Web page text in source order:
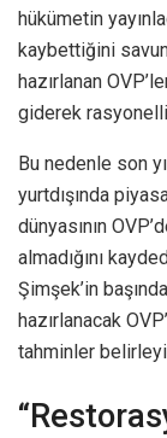
hükümetin
kaybettiğini
hazırlanan
giderek
Bu nedenle son
yurtdışında
dünyasının
almadığını
Şimşek’in
hazırlanacak
tahminler